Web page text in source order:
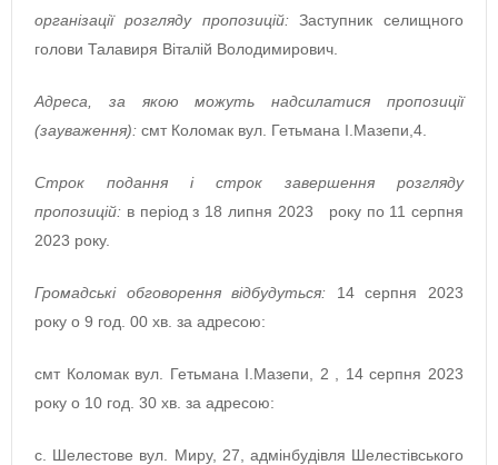
організації розгляду пропозицій:Заступник селищного
голови Талавиря Віталій Володимирович.
Адреса, за якою можуть надсилатися пропозиції
(зауваження): смт Коломак вул. Гетьмана І.Мазепи,4.
Строк подання і строк завершення розгляду
пропозицій: в період з 18 липня 2023 року по 11 серпня
2023 року.
Громадські обговорення відбудуться: 14 серпня 2023
року о 9 год. 00 хв. за адресою:
смт Коломак вул. Гетьмана І.Мазепи, 2 , 14 серпня 2023
року о 10 год. 30 хв. за адресою:
с. Шелестове вул. Миру, 27, адмінбудівля Шелестівського